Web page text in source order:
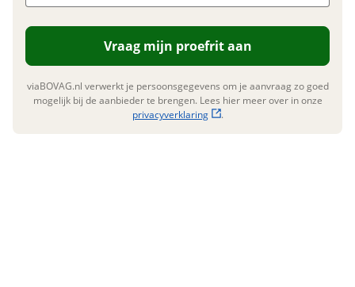
Vraag mijn proefrit aan
viaBOVAG.nl verwerkt je persoonsgegevens om je aanvraag zo goed
mogelijk bij de aanbieder te brengen. Lees hier meer over in onze
privacyverklaring
.